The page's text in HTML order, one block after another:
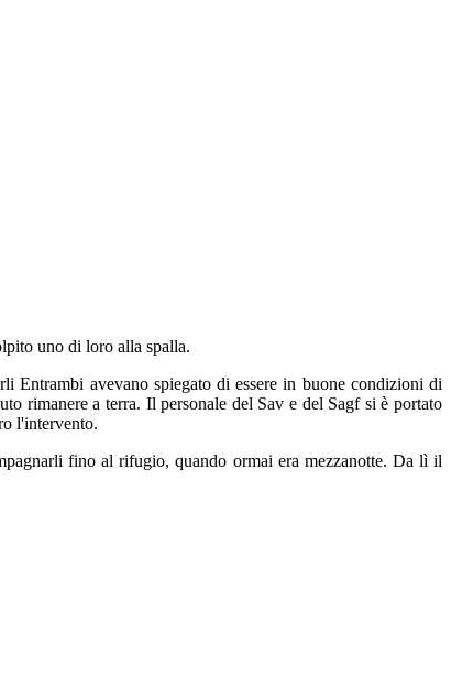
uno di loro alla spalla.
Entrambi avevano spiegato di essere in buone condizioni di
rimanere a terra. Il personale del Sav e del Sagf si è portato
l'intervento.
fino al rifugio, quando ormai era mezzanotte. Da lì il